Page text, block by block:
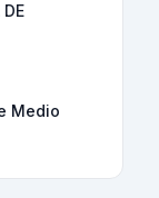
DE
Medio